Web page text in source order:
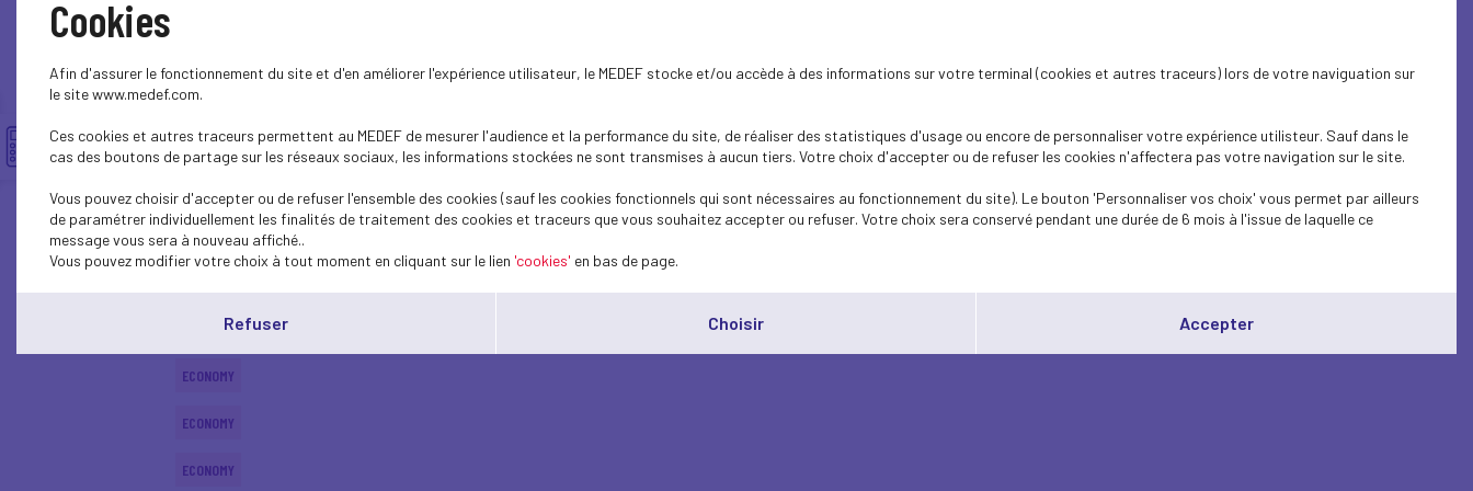
ECONOMY
ECONOMY
ECONOMY
ECONOMY
ECONOMY
ECONOMY
ECONOMY
Cookies
Afin d'assurer le fonctionnement du site et d'en améliorer l'expérience utilisateur, le MEDEF stocke et/ou accède à des informations sur votre terminal (cookies et autres traceurs) lors de votre naviguation sur
le site www.medef.com.
Ces cookies et autres traceurs permettent au MEDEF de mesurer l'audience et la performance du site, de réaliser des statistiques d'usage ou encore de personnaliser votre expérience utilisteur. Sauf dans le
cas des boutons de partage sur les réseaux sociaux, les informations stockées ne sont transmises à aucun tiers. Votre choix d'accepter ou de refuser les cookies n'affectera pas votre navigation sur le site.
Vous pouvez choisir d'accepter ou de refuser l'ensemble des cookies (sauf les cookies fonctionnels qui sont nécessaires au fonctionnement du site). Le bouton 'Personnaliser vos choix' vous permet par ailleurs
de paramétrer individuellement les finalités de traitement des cookies et traceurs que vous souhaitez accepter ou refuser. Votre choix sera conservé pendant une durée de 6 mois à l'issue de laquelle ce
message vous sera à nouveau affiché..
Vous pouvez modifier votre choix à tout moment en cliquant sur le lien 'cookies' en bas de page.
Refuser Choisir Accepter